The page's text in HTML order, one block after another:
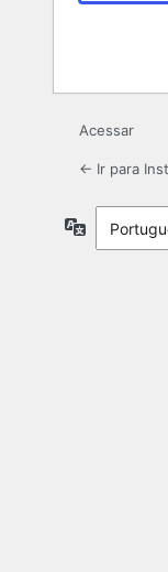
Acessar
← Ir para
Idioma